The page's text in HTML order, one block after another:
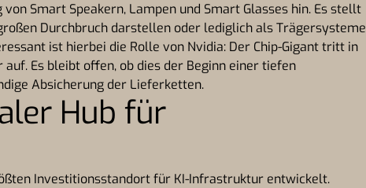
Smart Speakern, Lampen und Smart Glasses hin. Es stellt
Durchbruch darstellen oder lediglich als Trägersysteme
ist hierbei die Rolle von Nvidia: Der Chip-Gigant tritt in
Es bleibt offen, ob dies der Beginn einer tiefen
Absicherung der Lieferketten.
Hub für
Investitionsstandort für KI-Infrastruktur entwickelt.